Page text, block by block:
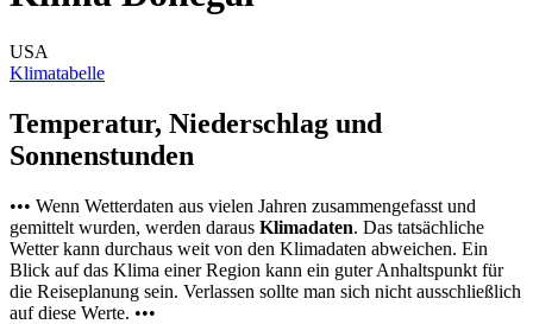
USA
Klimatabelle
Temperatur, Niederschlag und
Sonnenstunden
••• Wenn Wetterdaten aus vielen Jahren zusammengefasst und
gemittelt wurden, werden daraus Klimadaten. Das tatsächliche
Wetter kann durchaus weit von den Klimadaten abweichen. Ein
Blick auf das Klima einer Region kann ein guter Anhaltspunkt für
die Reiseplanung sein. Verlassen sollte man sich nicht ausschließlich
auf diese Werte. •••